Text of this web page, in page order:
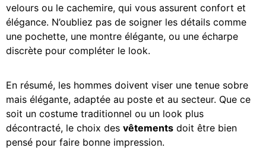
velours ou le cachemire, qui vous assurent confort et
élégance. N’oubliez pas de soigner les détails comme
une pochette, une montre élégante, ou une écharpe
discrète pour compléter le look.
En résumé, les hommes doivent viser une tenue sobre
mais élégante, adaptée au poste et au secteur. Que ce
soit un costume traditionnel ou un look plus
décontracté, le choix des vêtements doit être bien
pensé pour faire bonne impression.